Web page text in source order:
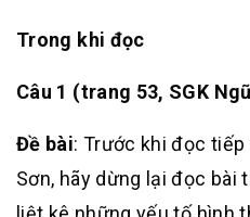
Trong khi đọc
Câu 1 (trang 53, SGK
Đề bài: Trước khi đọc tiếp
Sơn, hãy dừng lại đọc bài